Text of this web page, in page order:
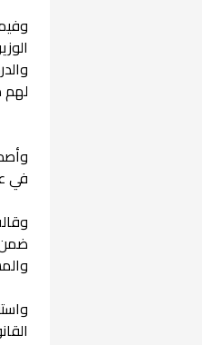
لهم
في
ضمن